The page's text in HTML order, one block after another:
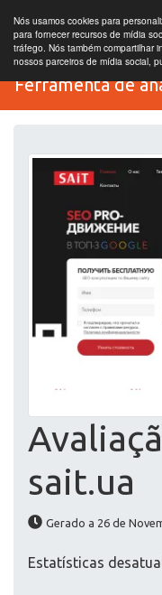
Nós usamos cookies para
para fornecer recursos de mídia
tráfego. Nós também compartilhar
nossos parceiros de mídia social,
Ferramenta de
sait.ua
Gerado a 26 de
Estatísticas